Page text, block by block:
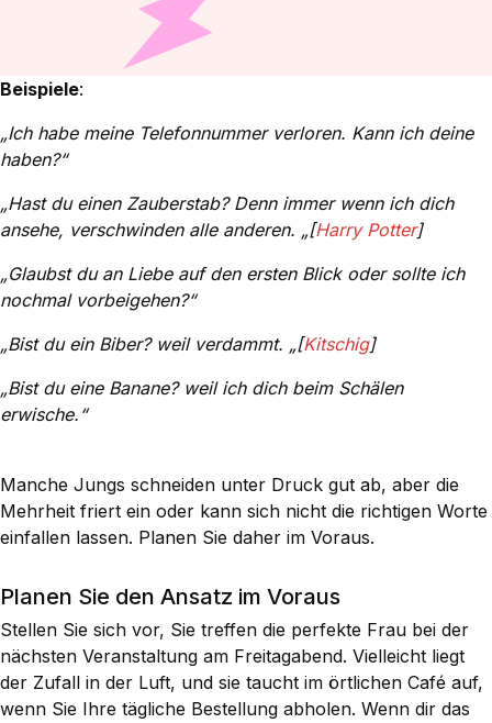
Beispiele:
„Ich habe meine Telefonnummer verloren. Kann ich deine
haben?“
„Hast du einen Zauberstab? Denn immer wenn ich dich
ansehe, verschwinden alle anderen. „[Harry Potter]
„Glaubst du an Liebe auf den ersten Blick oder sollte ich
nochmal vorbeigehen?“
„Bist du ein Biber? weil verdammt. „[Kitschig]
„Bist du eine Banane? weil ich dich beim Schälen
erwische.“
Manche Jungs schneiden unter Druck gut ab, aber die
Mehrheit friert ein oder kann sich nicht die richtigen Worte
einfallen lassen. Planen Sie daher im Voraus.
Planen Sie den Ansatz im Voraus
Stellen Sie sich vor, Sie treffen die perfekte Frau bei der
nächsten Veranstaltung am Freitagabend. Vielleicht liegt
der Zufall in der Luft, und sie taucht im örtlichen Café auf,
wenn Sie Ihre tägliche Bestellung abholen. Wenn dir das